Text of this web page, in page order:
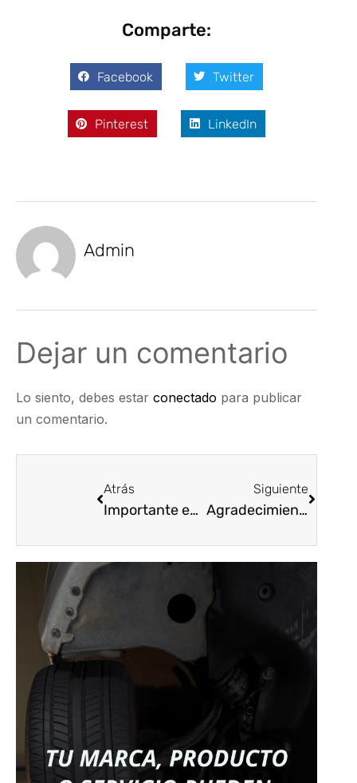
Comparte:
Facebook Twitter
Pinterest LinkedIn
Admin
Dejar un comentario
Lo siento, debes estar conectado para publicar
un comentario.
Atrás
Importante empresa del Sector Automotriz requiere personal para su equipo de trabajo, en el Medellín – Antioquia
Siguiente
Agradecimientos totales a todos nuestros Afiliados, al Presidente Ejecutivo Carlos Andrés Pineda, @cpinedao.